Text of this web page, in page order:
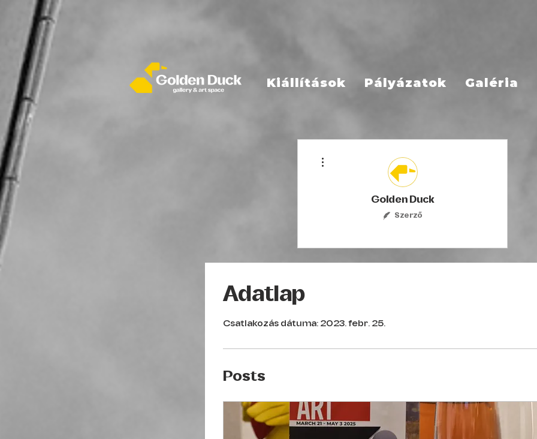
Kiállítások Pályázatok Galéria
Golden Duck
Szerző
Adatlap
Csatlakozás dátuma: 2023. febr. 25.
Posts